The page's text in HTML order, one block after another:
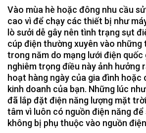
Vào mùa hè hoặc đông nhu cầu
cao vì để chạy các thiết bị như
lò sưởi dễ gây nên tình trạng sụt
cúp điện thường xuyên vào những
trong năm do mạng lưới điện
nghiêm trọng điều này ảnh hưởng
hoạt hàng ngày của gia đình hoặc
kinh doanh của bạn. Những lúc
đã lắp đặt điện năng lượng mặt
tâm vì luôn có nguồn điện năng để
không bị phụ thuộc vào nguồn